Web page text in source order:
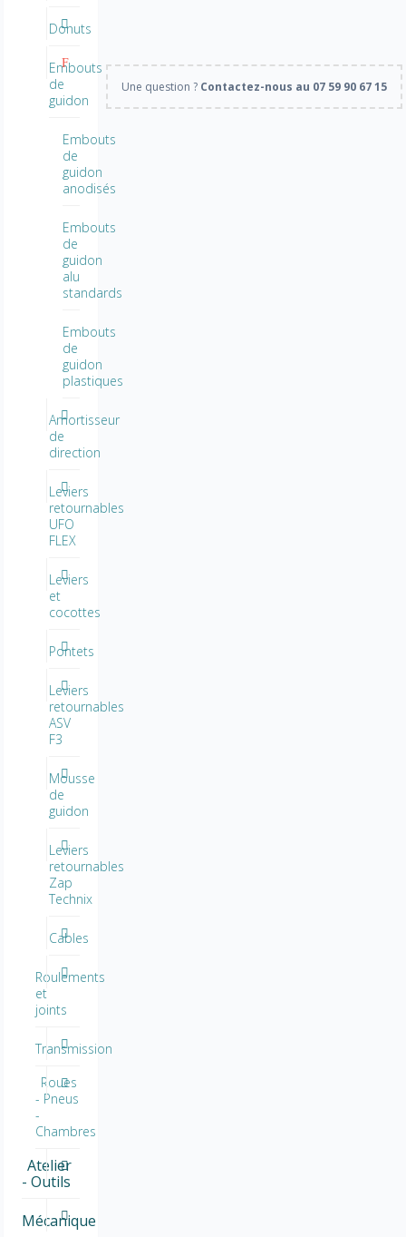
Une question ? Contactez-nous au 07 59 90 67 15
Donuts
Embouts
de
guidon
Embouts
de
guidon
anodisés
Embouts
de
guidon
alu
standards
Embouts
de
guidon
plastiques
Amortisseur
de
direction
Leviers
retournables
UFO
FLEX
Leviers
et
cocottes
Pontets
Leviers
retournables
ASV
F3
Mousse
de
guidon
Leviers
retournables
Zap
Technix
Cables
Roulements
et
joints
Transmission
Roues
- Pneus
-
Chambres
Atelier
- Outils
Mécanique